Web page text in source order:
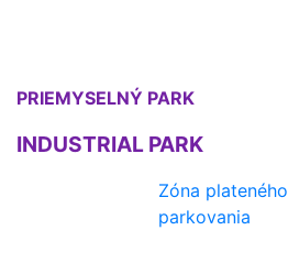
PRIEMYSELNÝ PARK
INDUSTRIAL PARK
Zóna plateného
parkovania